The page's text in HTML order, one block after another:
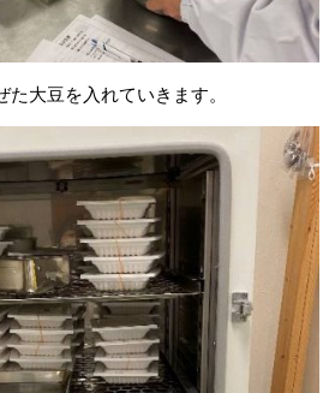
大豆を入れていきます。